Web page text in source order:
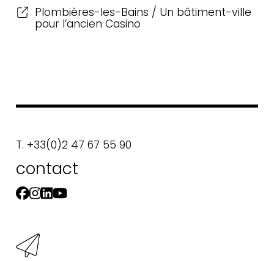
Plombières-les-Bains / Un bâtiment-ville
pour l’ancien Casino
T. +33(0)2 47 67 55 90
contact